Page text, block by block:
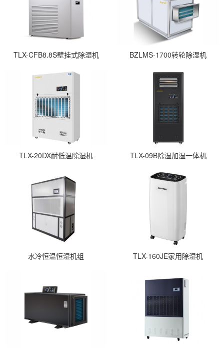
TLX-CFB8.8S壁挂式除湿机 BZLMS-1700转轮除湿机
TLX-20DX耐低温除湿机 TLX-09B除湿加湿一体机
水冷恒温恒湿机组 TLX-160JE家用除湿机